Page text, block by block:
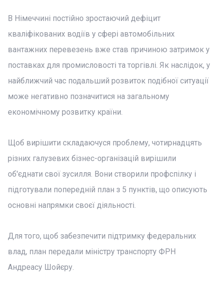
В Німеччині постійно зростаючий дефіцит
кваліфікованих водіїв у сфері автомобільних
вантажних перевезень вже став причиною затримок у
поставках для промисловості та торгівлі. Як наслідок, у
найближчий час подальший розвиток подібної ситуації
може негативно позначитися на загальному
економічному розвитку країни.
Щоб вирішити складаючуся проблему, чотирнадцять
різних галузевих бізнес-організацій вирішили
об'єднати свої зусилля. Вони створили профспілку і
підготували попередній план з 5 пунктів, що описують
основні напрямки своєї діяльності.
Для того, щоб забезпечити підтримку федеральних
влад, план передали міністру транспорту ФРН
Андреасу Шойєру.